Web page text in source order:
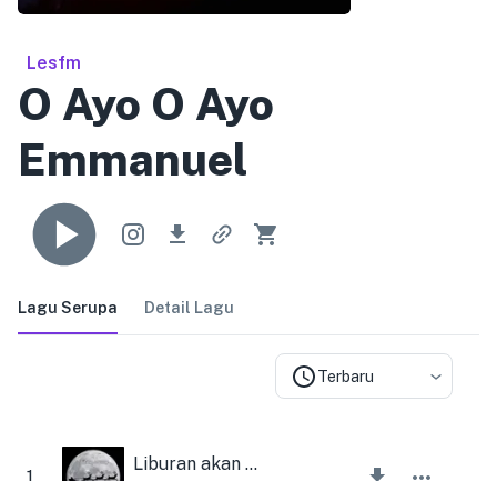
Lesfm
O Ayo O Ayo
Emmanuel
Lagu Serupa Detail Lagu
Terbaru
Liburan akan datang